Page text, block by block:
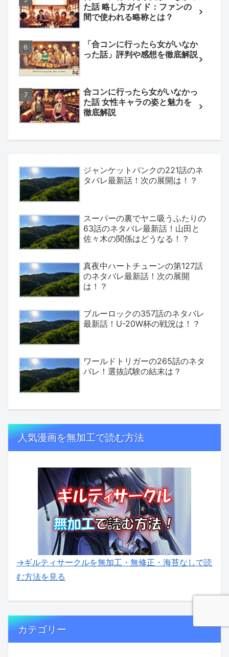
た話 略し方ガイド：ファンの
間で使われる略称とは？
「合コンに行ったら女がいなか
った話」評判や感想を徹底解説
合コンに行ったら女がいなかっ
た話 女性キャラの姿と魅力を
徹底解説
ジャンケットバンクの221話のネ
タバレ最新話！次の展開は！？
スーパーの裏でヤニ吸うふたりの
63話のネタバレ最新話！山田と
佐々木の関係はどうなる！？
真夜中ハートチューンの第127話
のネタバレ最新話！次の展開
は！？
ブルーロックの357話のネタバレ
最新話！U-20W杯の戦況は！？
ワールドトリガーの265話のネタ
バレ！選抜試験の結末は？
人気漫画を無加工で読む方法
→ギルティサークルを無加工・無修正・海苔なしで読
む方法を見る
カテゴリー